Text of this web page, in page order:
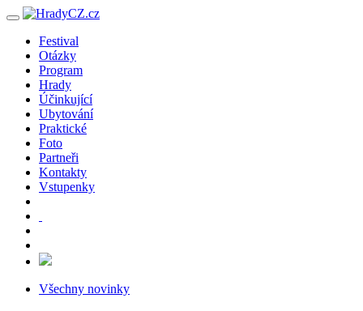
Festival
Otázky
Program
Hrady
Účinkující
Ubytování
Praktické
Foto
Partneři
Kontakty
Vstupenky
Všechny novinky